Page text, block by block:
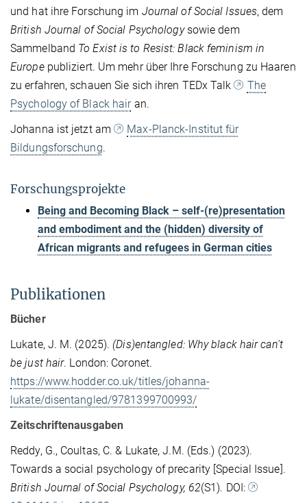
und hat ihre Forschung im Journal of Social Issues, dem
British Journal of Social Psychology sowie dem
Sammelband To Exist is to Resist: Black feminism in
Europepubliziert. Um mehr über Ihre Forschung zu Haaren
zu erfahren, schauen Sie sich ihren TEDx Talk
The
Psychology of Black hairan.
Johanna ist jetzt am
Max-Planck-Institut für
Bildungsforschung.
Forschungsprojekte
Being and Becoming Black – self-(re)presentation
and embodiment and the (hidden) diversity of
African migrants and refugees in German cities
Publikationen
Bücher
Lukate, J. M. (2025). (Dis)entangled: Why black hair can't
be just hair. London: Coronet.
https://www.hodder.co.uk/titles/johanna-
lukate/disentangled/9781399700993/
Zeitschriftenausgaben
Reddy, G., Coultas, C. & Lukate, J.M. (Eds.) (2023).
Towards a social psychology of precarity [Special Issue].
British Journal of Social Psychology, 62(S1). DOI: